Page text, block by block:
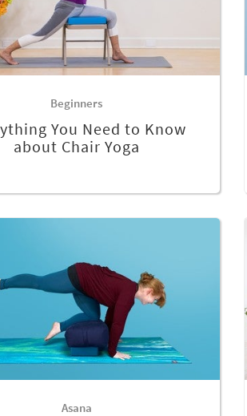
Beginners
You Need to Know
about Chair Yoga
Asana